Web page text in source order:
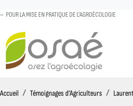
POUR LA MISE EN PRATIQUE DE L'AGROÉCOLOGIE
Accueil AccueilTémoignages d’Agriculteurs